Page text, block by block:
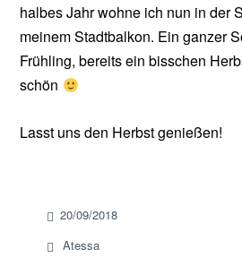
halbes Jahr wohne ich nun in der
meinem Stadtbalkon. Ein ganzer
Frühling, bereits ein bisschen
schön
Lasst uns den Herbst genießen!
20/09/2018
Atessa